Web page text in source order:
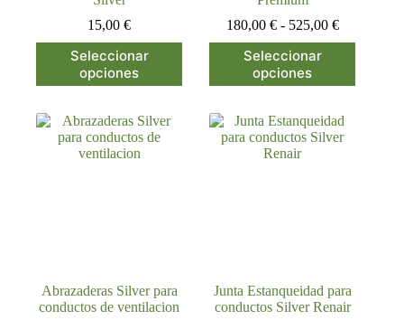
15,00€
Seleccionar
opciones
Este
producto
tiene
variantes.
Las
opciones
se
180,00 € - 525,00 €Rango
de
180,00 €
525,00 €
Seleccionar
opciones
Este
producto
tiene
variantes.
Las
opciones
se
Abrazaderas Silver para
conductos de ventilacion
Junta Estanqueidad para
conductos Silver Renair